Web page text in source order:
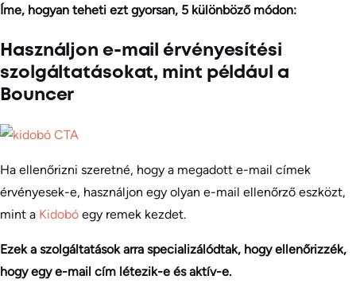
Íme, hogyan teheti ezt gyorsan, 5 különböző módon:
Használjon e-mail érvényesítési
szolgáltatásokat, mint például a
Bouncer
Ha ellenőrizni szeretné, hogy a megadott e-mail címek
érvényesek-e, használjon egy olyan e-mail ellenőrző eszközt,
mint a Kidobó egy remek kezdet.
Ezek a szolgáltatások arra specializálódtak, hogy ellenőrizzék,
hogy egy e-mail cím létezik-e és aktív-e.